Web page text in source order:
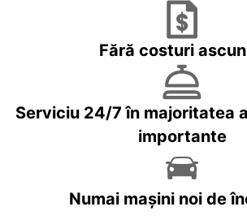
Fără costuri
Serviciu 24/7 în majoritatea
importante
Numai mașini noi de